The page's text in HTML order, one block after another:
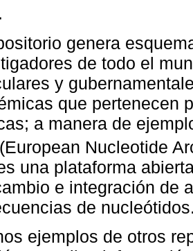
genera
de todo el
y
que pertenecen
a manera de
Nucleotide
una plataforma
e integración de
de
ejemplos de otros